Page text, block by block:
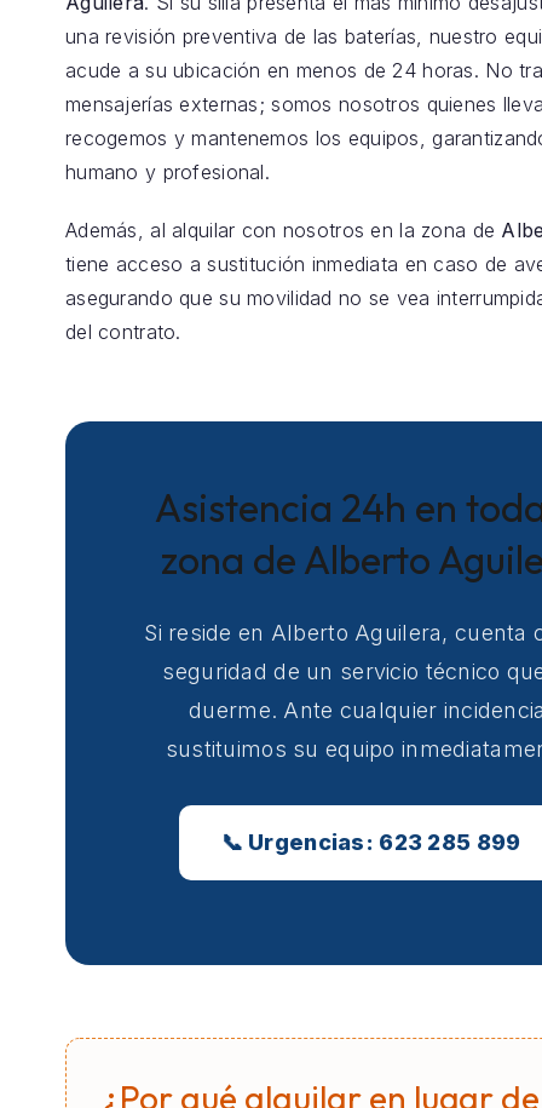
una revisión preventiva de las baterías, nuestro
acude a su ubicación en menos de 24 horas. No
mensajerías externas; somos nosotros quienes
recogemos y mantenemos los equipos,
humano y profesional.
Además, al alquilar con nosotros en la zona de
tiene acceso a sustitución inmediata en caso de
asegurando que su movilidad no se vea
del contrato.
Asistencia 24h en
zona de Alberto
Si reside en Alberto Aguilera, cuenta
seguridad de un servicio técnico
duerme. Ante cualquier
sustituimos su equipo
📞 Urgencias: 623 285 899
¿Por qué alquilar en lugar de